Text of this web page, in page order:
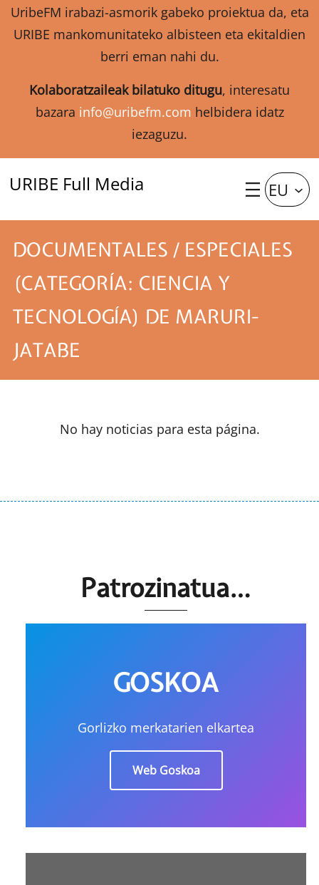
UribeFM irabazi-asmorik gabeko proiektua da, eta
URIBE mankomunitateko albisteen eta ekitaldien
berri eman nahi du.
Kolaboratzaileak bilatuko ditugu, interesatu
bazara info@uribefm.com helbidera idatz
iezaguzu.
URIBE Full Media EU
DOCUMENTALES / ESPECIALES
(CATEGORÍA: CIENCIA Y
TECNOLOGÍA) DE MARURI-
JATABE
No hay noticias para esta página.
Patrozinatua…
GOSKOA
Gorlizko merkatarien elkartea
Web Goskoa